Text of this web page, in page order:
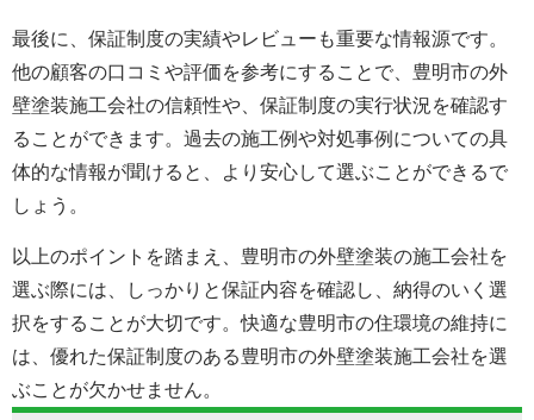
最後に、保証制度の実績やレビューも重要な情報源です。
他の顧客の口コミや評価を参考にすることで、豊明市の外
壁塗装施工会社の信頼性や、保証制度の実行状況を確認す
ることができます。過去の施工例や対処事例についての具
体的な情報が聞けると、より安心して選ぶことができるで
しょう。
以上のポイントを踏まえ、豊明市の外壁塗装の施工会社を
選ぶ際には、しっかりと保証内容を確認し、納得のいく選
択をすることが大切です。快適な豊明市の住環境の維持に
は、優れた保証制度のある豊明市の外壁塗装施工会社を選
ぶことが欠かせません。